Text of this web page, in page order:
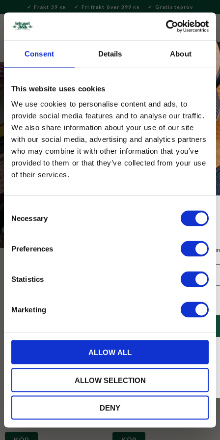
Consent Details About
This website uses cookies
We use cookies to personalise content and ads, to
provide social media features and to analyse our traffic.
We also share information about your use of our site
with our social media, advertising and analytics partners
who may combine it with other information that you’ve
provided to them or that they’ve collected from your use
of their services.
Selection
Necessary
Preferences
Statistics
Marketing
ALLOW ALL
ALLOW SELECTION
DENY
Meny
Frakt 39 KR Fri frakt över 399 KR Gratis teprov
Presenter & Set
Presentpåsar, presentkorgar och presentförpackat
löste är perfekta gåvor till nära och kära. Vi erbjuder
gratis inslagning – ange önskemål i kassan.
Presenter till
Presentrör 5 x 25g Black Teas
Kusmis egenkomponerade
Presentrör 5 x 25g Green
Kusmis egenkomponerade
Kusmis mest populära gröna
339
Få 10% rabatt på ditt första köp på nätet och ta del av erbjudanden året
* Rabatten gäller endast online på Tehusetjava.se. Rabatten fungerar endast på